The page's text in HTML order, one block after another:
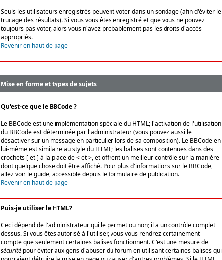
Seuls les utilisateurs enregistrés peuvent voter dans un sondage (afin d'éviter le
trucage des résultats). Si vous vous êtes enregistré et que vous ne pouvez
toujours pas voter, alors vous n'avez probablement pas les droits d'accès
appropriés.
Revenir en haut de page
Mise en forme et types de sujets
Qu'est-ce que le BBCode ?
Le BBCode est une implémentation spéciale du HTML; l'activation de l'utilisation
du BBCode est déterminée par l'administrateur (vous pouvez aussi le
désactiver sur un message en particulier lors de sa composition). Le BBCode en
lui-même est similaire au style du HTML; les balises sont contenues dans des
crochets [ et ] à la place de < et >, et offrent un meilleur contrôle sur la manière
dont quelque chose doit être affiché. Pour plus d'informations sur le BBCode,
allez voir le guide, accessible depuis le formulaire de publication.
Revenir en haut de page
Puis-je utiliser le HTML?
Ceci dépend de l'administrateur qui le permet ou non; il a un contrôle complet
dessus. Si vous êtes autorisé à l'utiliser, vous vous rendrez certainement
compte que seulement certaines balises fonctionnent. C'est une mesure de
sécurité pour éviter aux gens d'abuser du forum en utilisant certaines balises qui